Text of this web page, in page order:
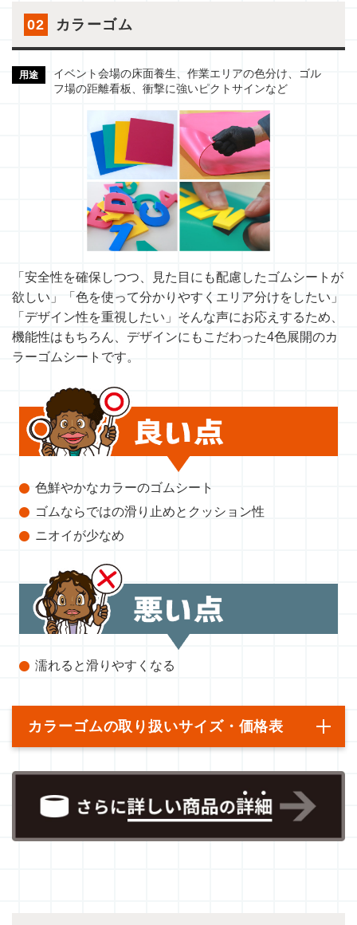
02 カラーゴム
用途
イベント会場の床面養生、作業エリアの色分け、ゴル
フ場の距離看板、衝撃に強いピクトサインなど
「安全性を確保しつつ、見た目にも配慮したゴムシートが
欲しい」「色を使って分かりやすくエリア分けをしたい」
「デザイン性を重視したい」そんな声にお応えするため、
機能性はもちろん、デザインにもこだわった4色展開のカ
ラーゴムシートです。
色鮮やかなカラーのゴムシート
ゴムならではの滑り止めとクッション性
ニオイが少なめ
濡れると滑りやすくなる
カラーゴムの取り扱いサイズ・価格表